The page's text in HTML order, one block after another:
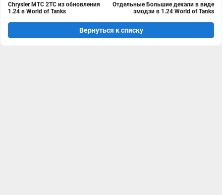
Chrysler MTC 2TC из обновления
1.24 в World of Tanks
Отдельные Большие декали в виде
эмодзи в 1.24 World of Tanks
Вернуться к списку